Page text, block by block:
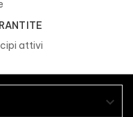
attivi
